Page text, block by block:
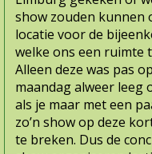
show zouden kunnen
locatie voor de
welke ons een ruimte
Alleen deze was pas
maandag alweer leeg
als je maar met een
zo’n show op deze
te breken. Dus de